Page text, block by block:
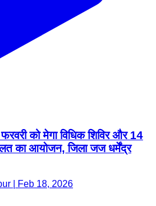
को मेगा विधिक शिविर और 14
का आयोजन, जिला जज धर्मेंद्र
| Feb 18, 2026